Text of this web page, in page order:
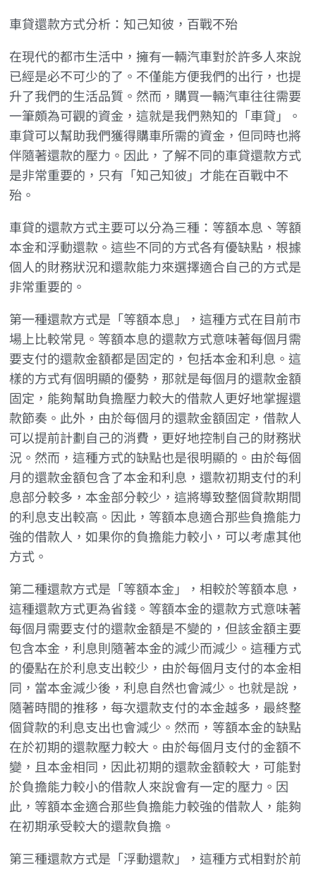
車貸還款方式分析：知己知彼，百戰不殆
在現代的都市生活中，擁有一輛汽車對於許多人來說
已經是必不可少的了。不僅能方便我們的出行，也提
升了我們的生活品質。然而，購買一輛汽車往往需要
一筆頗為可觀的資金，這就是我們熟知的「車貸」。
車貸可以幫助我們獲得購車所需的資金，但同時也將
伴隨著還款的壓力。因此，了解不同的車貸還款方式
是非常重要的，只有「知己知彼」才能在百戰中不
殆。
車貸的還款方式主要可以分為三種：等額本息、等額
本金和浮動還款。這些不同的方式各有優缺點，根據
個人的財務狀況和還款能力來選擇適合自己的方式是
非常重要的。
第一種還款方式是「等額本息」，這種方式在目前市
場上比較常見。等額本息的還款方式意味著每個月需
要支付的還款金額都是固定的，包括本金和利息。這
樣的方式有個明顯的優勢，那就是每個月的還款金額
固定，能夠幫助負擔壓力較大的借款人更好地掌握還
款節奏。此外，由於每個月的還款金額固定，借款人
可以提前計劃自己的消費，更好地控制自己的財務狀
況。然而，這種方式的缺點也是很明顯的。由於每個
月的還款金額包含了本金和利息，還款初期支付的利
息部分較多，本金部分較少，這將導致整個貸款期間
的利息支出較高。因此，等額本息適合那些負擔能力
強的借款人，如果你的負擔能力較小，可以考慮其他
方式。
第二種還款方式是「等額本金」，相較於等額本息，
這種還款方式更為省錢。等額本金的還款方式意味著
每個月需要支付的還款金額是不變的，但該金額主要
包含本金，利息則隨著本金的減少而減少。這種方式
的優點在於利息支出較少，由於每個月支付的本金相
同，當本金減少後，利息自然也會減少。也就是說，
隨著時間的推移，每次還款支付的本金越多，最終整
個貸款的利息支出也會減少。然而，等額本金的缺點
在於初期的還款壓力較大。由於每個月支付的金額不
變，且本金相同，因此初期的還款金額較大，可能對
於負擔能力較小的借款人來說會有一定的壓力。因
此，等額本金適合那些負擔能力較強的借款人，能夠
在初期承受較大的還款負擔。
第三種還款方式是「浮動還款」，這種方式相對於前